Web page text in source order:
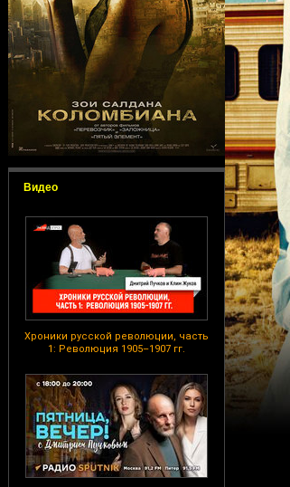
Видео
Хроники русской революции, часть
1: Революция 1905–1907 гг.